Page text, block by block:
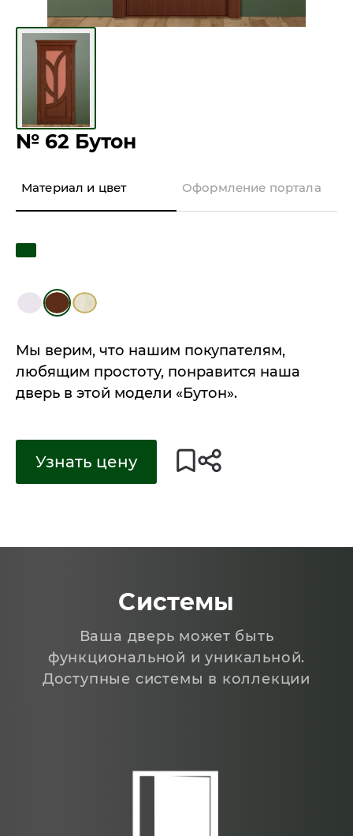
№ 62 Бутон
Материал и цвет Оформление портала
Мы верим, что нашим покупателям,
любящим простоту, понравится наша
дверь в этой модели «Бутон».
Узнать цену
Системы
Ваша дверь может быть
функциональной и уникальной.
Доступные системы в коллекции